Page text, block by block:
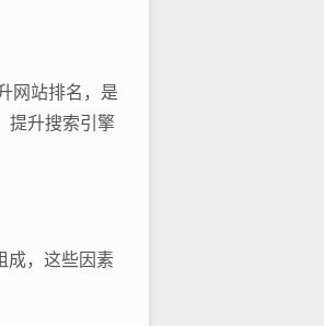
网站排名，是
提升搜索引擎
成，这些因素